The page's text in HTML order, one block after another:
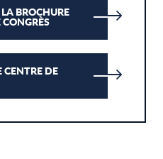
BROCHURE
CENTRE DE